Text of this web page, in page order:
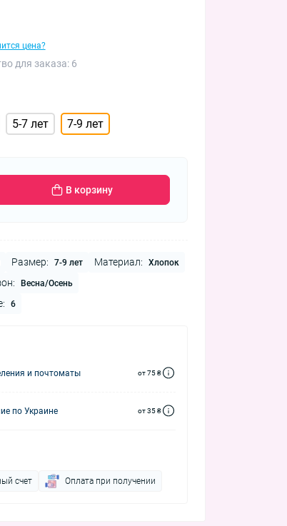
цена?
для заказа: 6
5-7 лет 7-9 лет
В корзину
Размер: 7-9 лет Материал: Хлопок
Весна/Осень
6
и почтоматы от 75 ₴
по Украине от 35 ₴
счет Оплата при получении